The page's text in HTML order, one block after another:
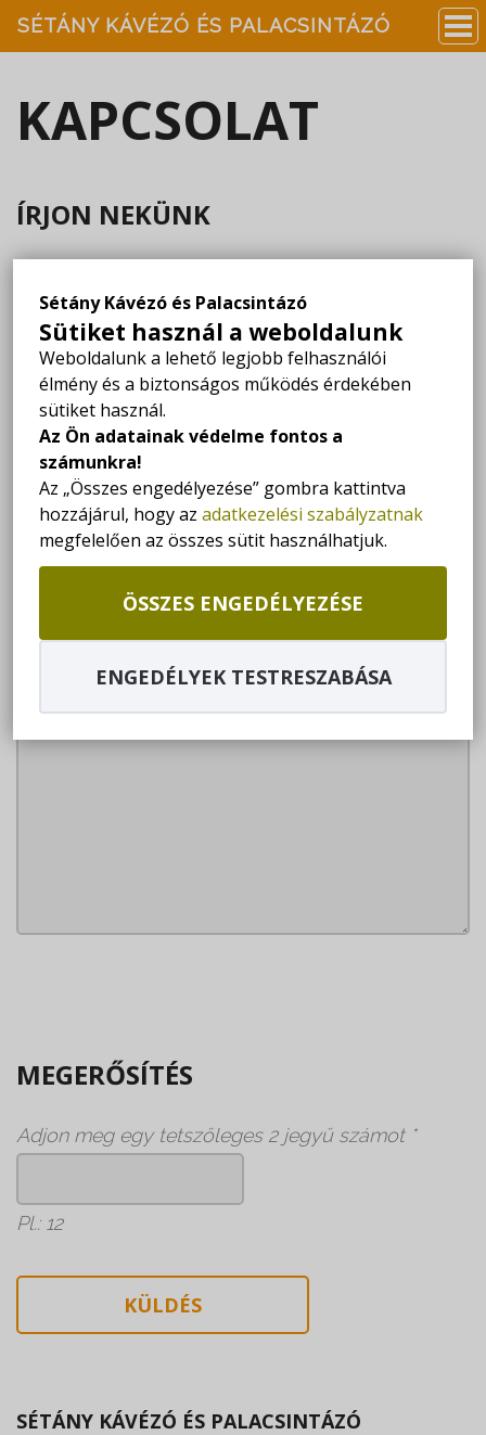
Sétány Kávézó és Palacsintázó
Sütiket használ a weboldalunk
Weboldalunk a lehető legjobb felhasználói
élmény és a biztonságos működés érdekében
sütiket használ.
Az Ön adatainak védelme fontos a
számunkra!
Az „Összes engedélyezése” gombra kattintva
hozzájárul, hogy az adatkezelési szabályzatnak
megfelelően az összes sütit használhatjuk.
ÖSSZES ENGEDÉLYEZÉSE
ENGEDÉLYEK TESTRESZABÁSA
SÉTÁNY KÁVÉZÓ ÉS PALACSINTÁZÓ
KAPCSOLAT
ÍRJON NEKÜNK
Email*
Telefon*
Üzenet
MEGERŐSÍTÉS
Adjon meg egy tetszőleges 2 jegyű számot *
Pl.: 12
SÉTÁNY KÁVÉZÓ ÉS PALACSINTÁZÓ